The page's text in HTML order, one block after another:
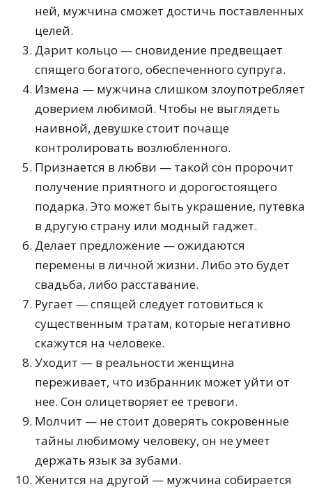
ней, мужчина сможет достичь поставленных
целей.
Дарит кольцо — сновидение предвещает
спящего богатого, обеспеченного супруга.
Измена — мужчина слишком злоупотребляет
доверием любимой. Чтобы не выглядеть
наивной, девушке стоит почаще
контролировать возлюбленного.
Признается в любви — такой сон пророчит
получение приятного и дорогостоящего
подарка. Это может быть украшение, путевка
в другую страну или модный гаджет.
Делает предложение — ожидаются
перемены в личной жизни. Либо это будет
свадьба, либо расставание.
Ругает — спящей следует готовиться к
существенным тратам, которые негативно
скажутся на человеке.
Уходит — в реальности женщина
переживает, что избранник может уйти от
нее. Сон олицетворяет ее тревоги.
Молчит — не стоит доверять сокровенные
тайны любимому человеку, он не умеет
держать язык за зубами.
Женится на другой — мужчина собирается